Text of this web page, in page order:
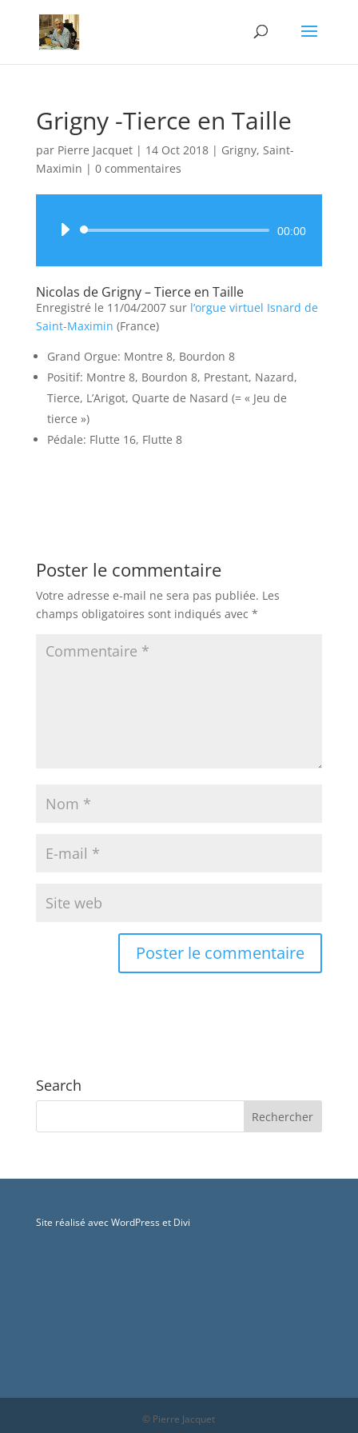
Grigny -Tierce en Taille
par Pierre Jacquet| 14 Oct 2018| Grigny, Saint-
Maximin | 0 commentaires
Lecteur
00:00
Nicolas de Grigny – Tierce en Taille
Enregistré le 11/04/2007 sur l’orgue virtuel Isnard de
Saint-Maximin (France)
Grand Orgue: Montre 8, Bourdon 8
Positif: Montre 8, Bourdon 8, Prestant, Nazard,
Tierce, L’Arigot, Quarte de Nasard (= « Jeu de
tierce »)
Pédale: Flutte 16, Flutte 8
Poster le commentaire
Votre adresse e-mail ne sera pas publiée. Les
champs obligatoires sont indiqués avec *
Search
Site réalisé avec WordPress et Divi
© Pierre Jacquet